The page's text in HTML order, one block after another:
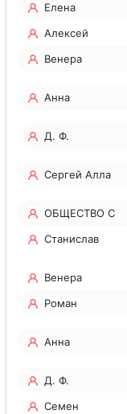
Елена
Алексей
Венера
Анна
Д. Ф.
Сергей Алла
ОБЩЕСТВО С
ОГРАНИЧЕННОЙ
Станислав
Венера
Роман
Анна
Д. Ф.
Семен